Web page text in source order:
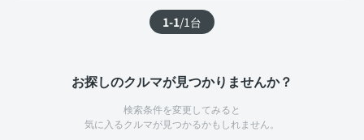
1-1/1台
お探しのクルマが見つかりませんか？
検索条件を変更してみると
気に入るクルマが見つかるかもしれません。